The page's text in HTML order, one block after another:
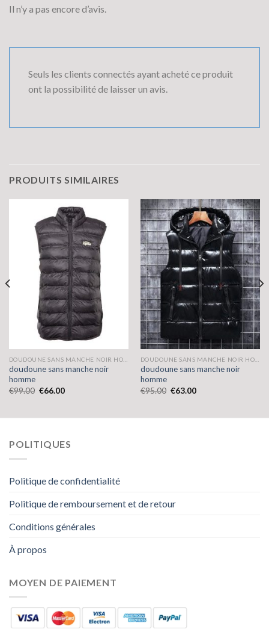
Il n’y a pas encore d’avis.
Seuls les clients connectés ayant acheté ce produit
ont la possibilité de laisser un avis.
PRODUITS SIMILAIRES
doudoune sans manche noir
homme
€99.00 €66.00
doudoune sans manche noir
homme
€95.00 €63.00
POLITIQUES
Politique de confidentialité
Politique de remboursement et de retour
Conditions générales
À propos
MOYEN DE PAIEMENT